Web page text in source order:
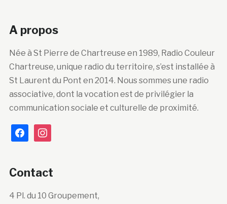
A propos
Née à St Pierre de Chartreuse en 1989, Radio Couleur
Chartreuse, unique radio du territoire, s’est installée à
St Laurent du Pont en 2014. Nous sommes une radio
associative, dont la vocation est de privilégier la
communication sociale et culturelle de proximité.
facebookinstagram
Contact
4 Pl. du 10 Groupement,